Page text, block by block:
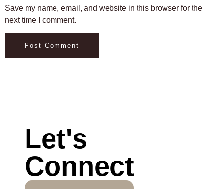
Save my name, email, and website in this browser for the
next time I comment.
Let's
Connect